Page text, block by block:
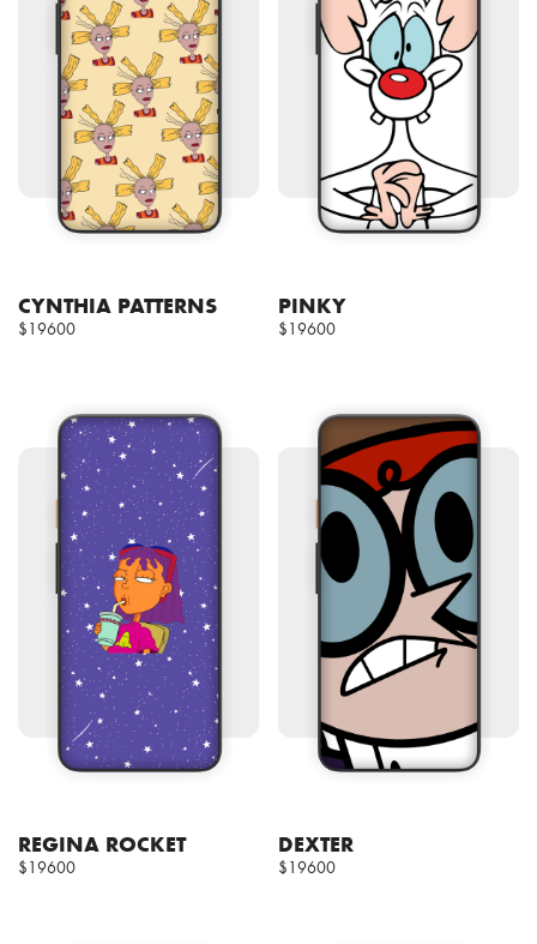
CYNTHIA PATTERNS
$19600
PINKY
$19600
REGINA ROCKET
$19600
DEXTER
$19600